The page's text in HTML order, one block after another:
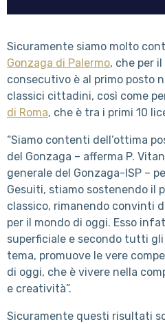
Sicuramente siamo molto
Gonzaga di Palermo, che per
consecutivo è al primo posto
classici cittadini, così come
di Roma, che è tra i primi 10
“Siamo contenti dell’ottima
del Gonzaga – afferma P.
generale del Gonzaga-ISP –
Gesuiti, stiamo sostenendo il
classico, rimanendo convinti
per il mondo di oggi. Esso
superficiale e secondo tutti
tema, promuove le vere
di oggi, che è vivere nella
e creatività”.
Sicuramente questi risultati